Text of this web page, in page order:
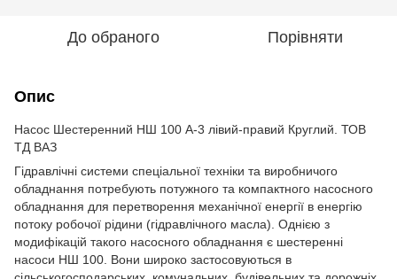
До обраного Порівняти
Опис
Насос Шестеренний НШ 100 А-3 лівий-правий Круглий. ТОВ
ТД ВАЗ
Гідравлічні системи спеціальної техніки та виробничого
обладнання потребують потужного та компактного насосного
обладнання для перетворення механічної енергії в енергію
потоку робочої рідини (гідравлічного масла). Однією з
модифікацій такого насосного обладнання є шестеренні
насоси НШ 100. Вони широко застосовуються в